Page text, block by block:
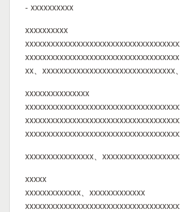
- xxxxxxxxxx
xxxxxxxxxx
xx、xxxxxxxxxxxxxxxxxxxxxxxxxxxxxxx
xxxxxxxxxxxxxxx
xxxxxxxxxxxxxxxx、
xxxxx
xxxxxxxxxxxxx、xxxxxxxxxxxxx